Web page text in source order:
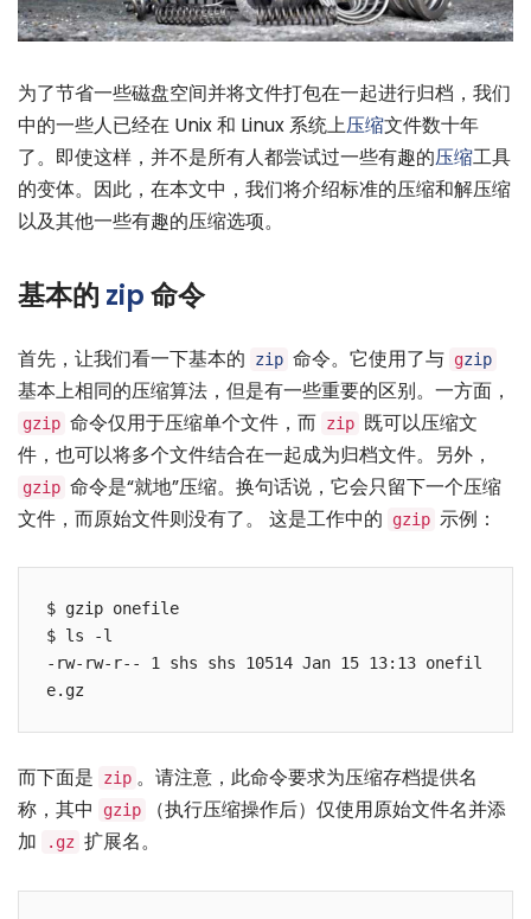
为了节省一些磁盘空间并将文件打包在一起进行归档，我们
中的一些人已经在 Unix 和 Linux 系统上压缩文件数十年
了。即使这样，并不是所有人都尝试过一些有趣的压缩工具
的变体。因此，在本文中，我们将介绍标准的压缩和解压缩
以及其他一些有趣的压缩选项。
基本的 zip命令
首先，让我们看一下基本的 zip 命令。它使用了与 gzip
基本上相同的压缩算法，但是有一些重要的区别。一方面，
gzip 命令仅用于压缩单个文件，而 zip 既可以压缩文
件，也可以将多个文件结合在一起成为归档文件。另外，
gzip 命令是“就地”压缩。换句话说，它会只留下一个压缩
文件，而原始文件则没有了。 这是工作中的
gzip 示例：
$ gzip onefile
$ ls -l
-rw-rw-r-- 1 shs shs 10514 Jan 15 13:13 onefil
e.gz
而下面是 zip 。请注意，此命令要求为压缩存档提供名
称，其中
gzip
（执行压缩操作后）仅使用原始文件名并添
加
.gz 扩展名。